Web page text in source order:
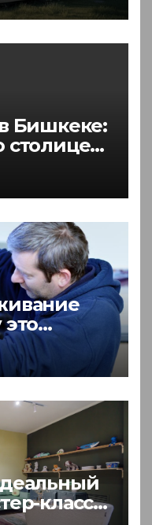
Бишкеке:
столице
новой?
класса: